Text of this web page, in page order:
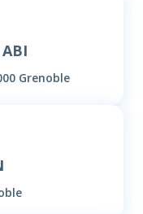
Grenoble